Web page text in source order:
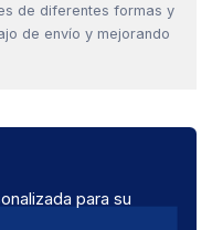
de diferentes formas y
de envío y mejorando
para su